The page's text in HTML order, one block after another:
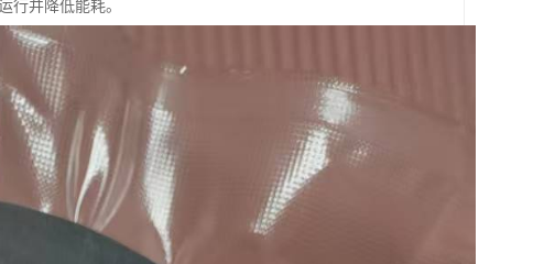
行并降低能耗。